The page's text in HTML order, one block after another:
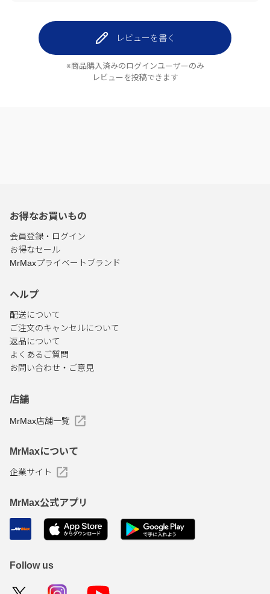
レビューを書く
※商品購入済みのログインユーザーのみ
レビューを投稿できます
お得なお買いもの
会員登録・ログイン
お得なセール
MrMaxプライベートブランド
ヘルプ
配送について
ご注文のキャンセルについて
返品について
よくあるご質問
お問い合わせ・ご意見
店舗
MrMax店舗一覧
MrMaxについて
企業サイト
MrMax公式アプリ
Follow us